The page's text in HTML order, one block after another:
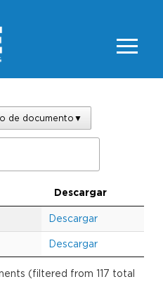
de documento ▼
Descargar
Descargar
Descargar
(filtered from 117 total